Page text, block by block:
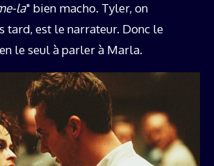
la" bien macho. Tyler, on
tard, est le narrateur. Donc le
le seul à parler à Marla.